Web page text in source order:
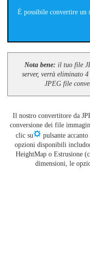
È possibile convertire un
Nota bene: il tuo file
server, verrà eliminato
JPEG file
Il nostro convertitore da
conversione dei file
clic su
pulsante
opzioni disponibili
HeightMap o Estrusione
dimensioni, le